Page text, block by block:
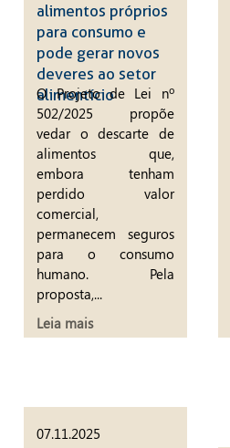
alimentos próprios
para consumo e
pode gerar novos
deveres ao setor
alimentício
O Projeto de Lei nº
502/2025 propõe
vedar o descarte de
alimentos que,
embora tenham
perdido valor
comercial,
permanecem seguros
para o consumo
humano. Pela
proposta,...
Leia mais
07.11.2025